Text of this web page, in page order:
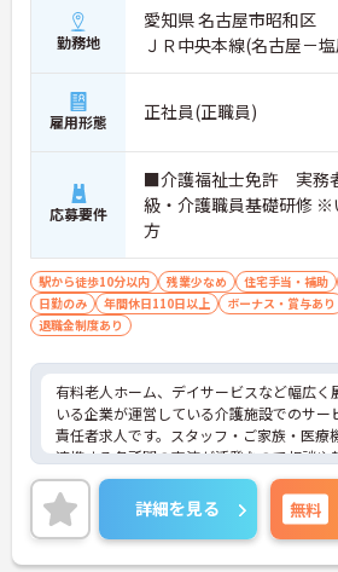
【明確なキャリアパスで多様な選択肢を広
ます】
・介護職から主任や施設長への昇格にくわ
職や本部職への職種転換も可能です
・独自の研修制度で段階的にスキルを磨き
【充実の手当と制度で腰を据えて長期的に
ます】
・住宅手当や子ども手当を支給し家庭を持
・定年65歳と退職金制度を完備しており将
感を持って長く働き続けられます
勤務地
愛知県 名古屋市昭和区
ＪＲ中央本線(名古屋－
雇用形態 正社員(正職員)
応募要件
■介護福祉士免許 実務
級・介護職員基礎研修 ※
方
駅から徒歩10分以内 残業少なめ 住宅手当・補助
日勤のみ
年間休日110日以上 ボーナス・賞与あり
退職金制度あり
有料老人ホーム、デイサービスなど幅広く
いる企業が運営している介護施設でのサー
責任者求人です。スタッフ・ご家族・医療
連携する各所間の交流が活発なので相談や
やすく業務効率が高い環境です。ご興味の
詳細やポイントをお伝え致しますのでお気
い合わせ下さいませ。
詳細を見る 無料